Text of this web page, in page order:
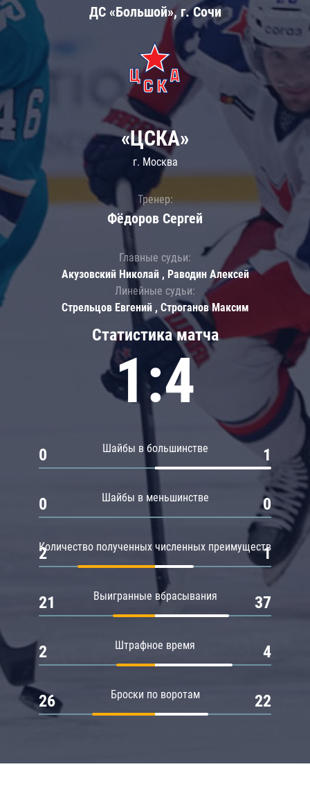
ДС «Большой», г. Сочи
Статистика матча
1:4
Шайбы в большинстве
0 1
Шайбы в меньшинстве
0 0
Количество полученных численных преимуществ
2 1
Выигранные вбрасывания
21 37
Штрафное время
2 4
Броски по воротам
26 22
«ЦСКА»
г. Москва
Тренер:
Фёдоров Сергей
Главные судьи:
Акузовский Николай , Раводин Алексей
Линейные судьи:
Стрельцов Евгений , Строганов Максим